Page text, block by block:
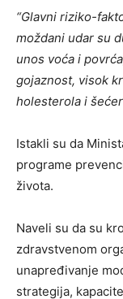
“Glavni riziko-
moždani udar su
unos voća i
gojaznost, visok
holesterola i
Istakli su da
programe
života.
Naveli su da su
zdravstvenom
unapređivanje
strategija,